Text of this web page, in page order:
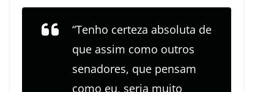
“Tenho certeza absoluta de
que assim como outros
senadores, que pensam
como eu, seria muito